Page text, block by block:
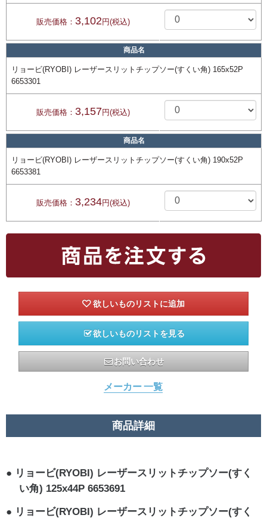
販売価格： 3,102 円(税込)
商品名
リョービ(RYOBI) レーザースリットチップソー(すくい角) 165x52P
6653301
販売価格： 3,157円(税込)
商品名
リョービ(RYOBI) レーザースリットチップソー(すくい角) 190x52P
6653381
販売価格： 3,234円(税込)
欲しいものリストを見る
お問い合わせ
メーカー 一覧
商品詳細
リョービ(RYOBI) レーザースリットチップソー(すく
い角) 125x44P 6653691
リョービ(RYOBI) レーザースリットチップソー(すく